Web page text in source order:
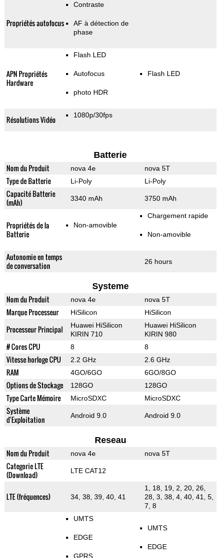
Propriétés autofocus
Contraste
AF à détection de
phase
APN Propriétés
Hardware
Flash LED
Autofocus
photo HDR
Flash LED
Résolutions Vidéo 1080p/30fps
Batterie
Nom du Produit nova 4e nova 5T
Type de Batterie Li-Poly Li-Poly
Capacité Batterie
(mAh)
3340 mAh 3750 mAh
Propriétés de la
Batterie
Non-amovible
Chargement rapide
Non-amovible
Autonomie en temps
de conversation
26 hours
Systeme
Nom du Produit nova 4e nova 5T
Marque Processeur HiSilicon HiSilicon
Processeur Principal
Huawei HiSilicon
KIRIN 710
Huawei HiSilicon
KIRIN 980
# Cores CPU 8 8
Vitesse horloge CPU 2.2 GHz 2.6 GHz
RAM 4GO/6GO 6GO/8GO
Options de Stockage 128GO 128GO
Type Carte Mémoire MicroSDXC MicroSDXC
Système
d'Exploitation
Android 9.0 Android 9.0
Reseau
Nom du Produit nova 4e nova 5T
Categorie LTE
(Download)
LTE CAT12
LTE (fréquences) 34, 38, 39, 40, 41
1, 18, 19, 2, 20, 26,
28, 3, 38, 4, 40, 41, 5,
7, 8
UMTS
EDGE
GPRS
UMTS
EDGE